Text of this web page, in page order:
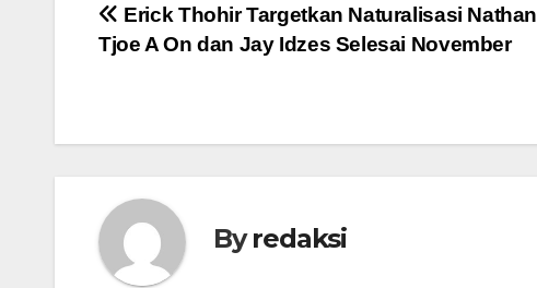
Navigasi
pos
Erick Thohir Targetkan Naturalisasi Nathan
Tjoe A On dan Jay Idzes Selesai November
Byredaksi